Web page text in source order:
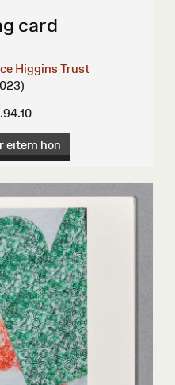
card
Higgins Trust
eitem hon